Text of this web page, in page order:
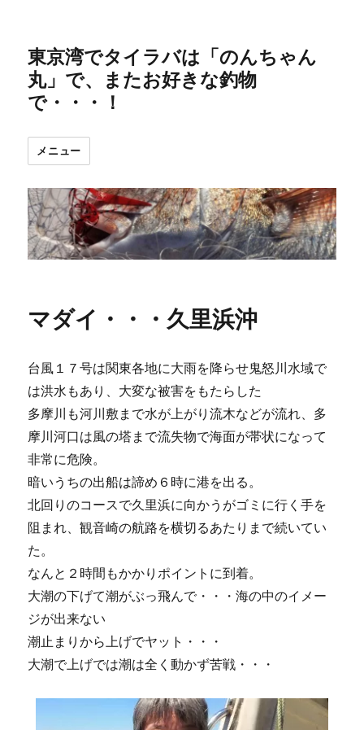
東京湾でタイラバは「のんちゃん
丸」で、またお好きな釣物
で・・・！
メニュー
マダイ・・・久里浜沖
台風１７号は関東各地に大雨を降らせ鬼怒川水域で
は洪水もあり、大変な被害をもたらした
多摩川も河川敷まで水が上がり流木などが流れ、多
摩川河口は風の塔まで流失物で海面が帯状になって
非常に危険。
暗いうちの出船は諦め６時に港を出る。
北回りのコースで久里浜に向かうがゴミに行く手を
阻まれ、観音崎の航路を横切るあたりまで続いてい
た。
なんと２時間もかかりポイントに到着。
大潮の下げて潮がぶっ飛んで・・・海の中のイメー
ジが出来ない
潮止まりから上げでヤット・・・
大潮で上げでは潮は全く動かず苦戦・・・